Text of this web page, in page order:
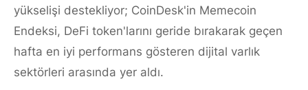
yükselişi destekliyor; CoinDesk'in Memecoin
Endeksi, DeFi token'larını geride bırakarak geçen
hafta en iyi performans gösteren dijital varlık
sektörleri arasında yer aldı.